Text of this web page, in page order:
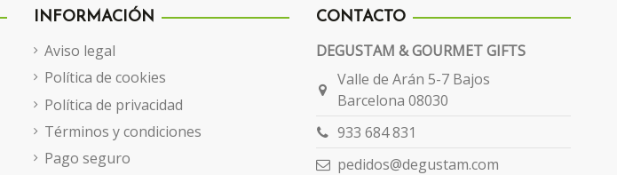
INFORMACIÓN
Aviso legal
Política de cookies
Política de privacidad
Términos y condiciones
Pago seguro
CONTACTO
DEGUSTAM & GOURMET GIFTS
Valle de Arán 5-7 Bajos
Barcelona 08030
933 684 831
pedidos@degustam.com